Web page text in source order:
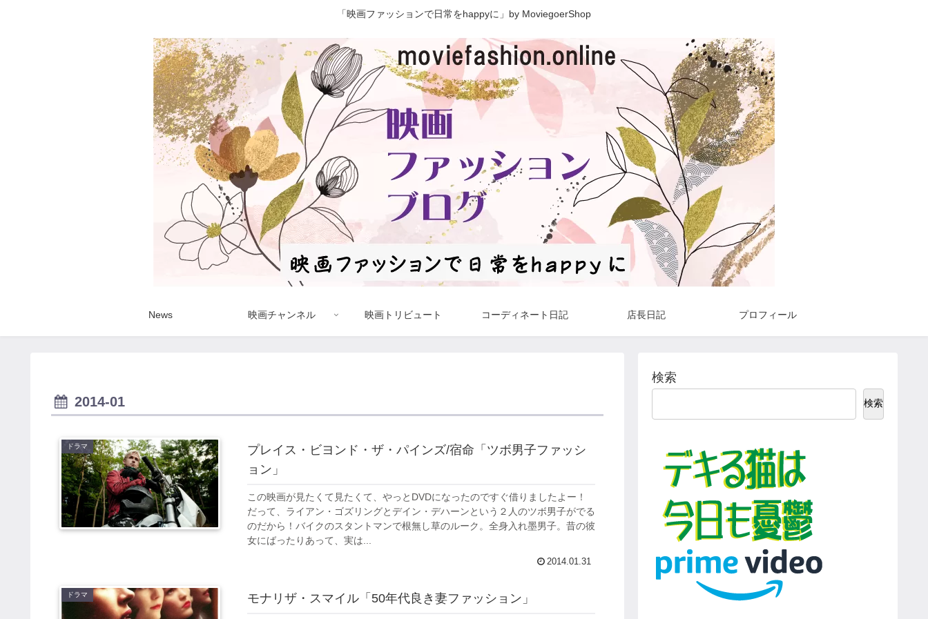
「映画ファッションで日常をhappyに」by MoviegoerShop
News 映画チャンネル 映画トリビュート コーディネート日記 店長日記 プロフィール
2014-01
ドラマ
プレイス・ビヨンド・ザ・パインズ/宿命「ツボ男子ファッシ
ョン」
この映画が見たくて見たくて、やっとDVDになったのですぐ借りましたよー！
だって、ライアン・ゴズリングとデイン・デハーンという２人のツボ男子がでる
のだから！バイクのスタントマンで根無し草のルーク。全身入れ墨男子。昔の彼
女にばったりあって、実は...
2014.01.31
ドラマ モナリザ・スマイル「50年代良き妻ファッション」
検索
検索